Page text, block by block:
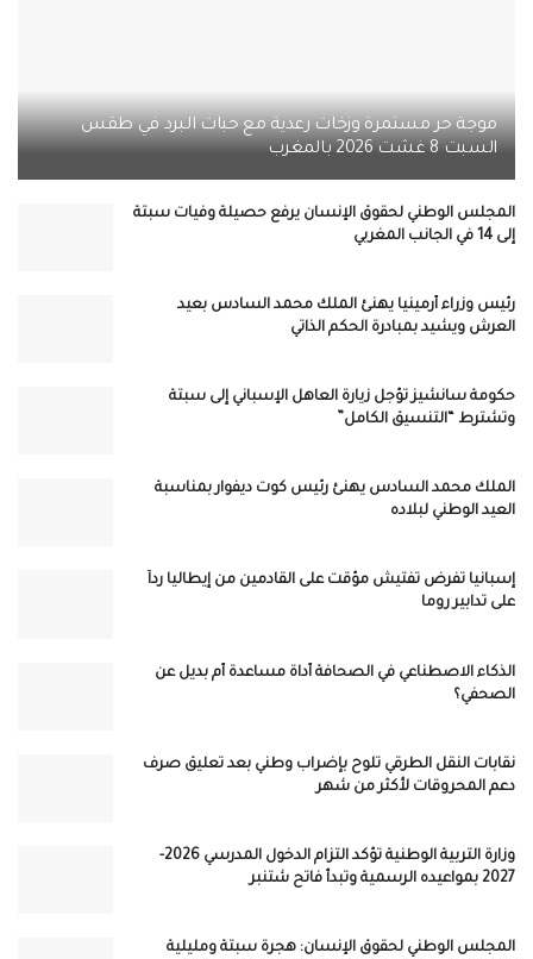
موجة حر مستمرة وزخات رعدية مع حبات البرد في طقس
السبت 8 غشت 2026 بالمغرب
المجلس الوطني لحقوق الإنسان يرفع حصيلة وفيات سبتة
إلى 14 في الجانب المغربي
رئيس وزراء أرمينيا يهنئ الملك محمد السادس بعيد
العرش ويشيد بمبادرة الحكم الذاتي
حكومة سانشيز تؤجل زيارة العاهل الإسباني إلى سبتة
وتشترط “التنسيق الكامل”
الملك محمد السادس يهنئ رئيس كوت ديفوار بمناسبة
العيد الوطني لبلاده
إسبانيا تفرض تفتيش مؤقت على القادمين من إيطاليا رداً
على تدابير روما
الذكاء الاصطناعي في الصحافة أداة مساعدة أم بديل عن
الصحفي؟
نقابات النقل الطرقي تلوح بإضراب وطني بعد تعليق صرف
دعم المحروقات لأكثر من شهر
وزارة التربية الوطنية تؤكد التزام الدخول المدرسي 2026-
2027 بمواعيده الرسمية وتبدأ فاتح شتنبر
المجلس الوطني لحقوق الإنسان: هجرة سبتة ومليلية